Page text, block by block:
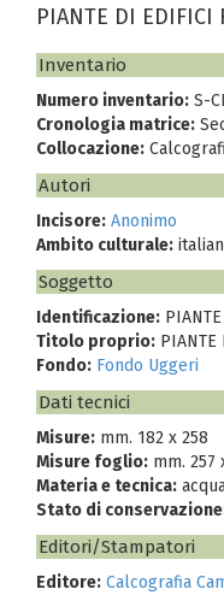
PIANTE DI EDIFICI
Inventario
Numero inventario: S-
Cronologia matrice:
Collocazione:
Autori
Incisore: Anonimo
Ambito culturale:
Soggetto
Identificazione:
Titolo proprio:
Fondo: Fondo Uggeri
Dati tecnici
Misure: mm. 182 x 258
Misure foglio: mm. 257
Materia e tecnica:
Stato di
Editori/Stampatori
Editore: Calcografia